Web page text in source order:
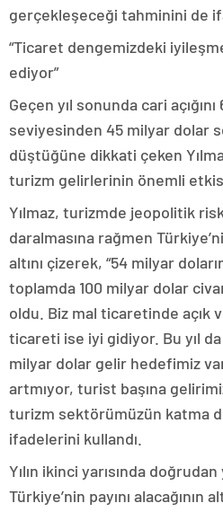
gerçekleşeceği tahminini de
“Ticaret dengemizdeki
ediyor”
Geçen yıl sonunda cari
seviyesinden 45 milyar dolar
düştüğüne dikkati çeken
turizm gelirlerinin önemli
Yılmaz, turizmde jeopolitik
daralmasına rağmen
altını çizerek, “54 milyar
toplamda 100 milyar dolar
oldu. Biz mal ticaretinde açık
ticareti ise iyi gidiyor. Bu yıl
milyar dolar gelir hedefimiz
artmıyor, turist başına
turizm sektörümüzün katma
ifadelerini kullandı.
Yılın ikinci yarısında
Türkiye’nin payını alacağının